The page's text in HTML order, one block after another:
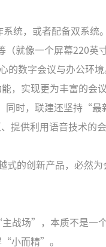
统，或者配备双系统。
就像一个屏幕220英
数字会议与办公环境
，实现更为丰富的会议
同时，联建还坚持“最
提供利用语音技术的会
式的创新产品，必然为
主战场”，本质不是一
“小而精”。